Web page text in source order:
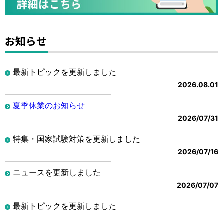
お知らせ
最新トピックを更新しました
2026.08.01
夏季休業のお知らせ
2026/07/31
特集・国家試験対策を更新しました
2026/07/16
ニュースを更新しました
2026/07/07
最新トピックを更新しました